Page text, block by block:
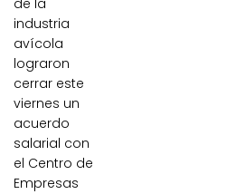
de la
industria
avícola
lograron
cerrar este
viernes un
acuerdo
salarial con
el Centro de
Empresas